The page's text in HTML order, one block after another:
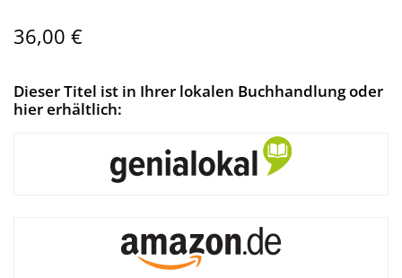
36,00 €
Dieser Titel ist in Ihrer lokalen Buchhandlung oder
hier erhältlich: